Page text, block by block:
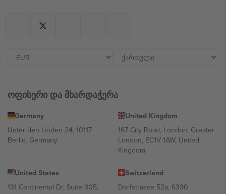
ოფისერი და მხარდაჭერა
Germany
Unter den Linden 24, 10117
Berlin, Germany
United Kingdom
167 City Road, London, Greater
London, EC1V 1AW, United
Kingdom
United States
131 Continental Dr, Suite 305,
Switzerland
Dorfstrasse 52a, 6390